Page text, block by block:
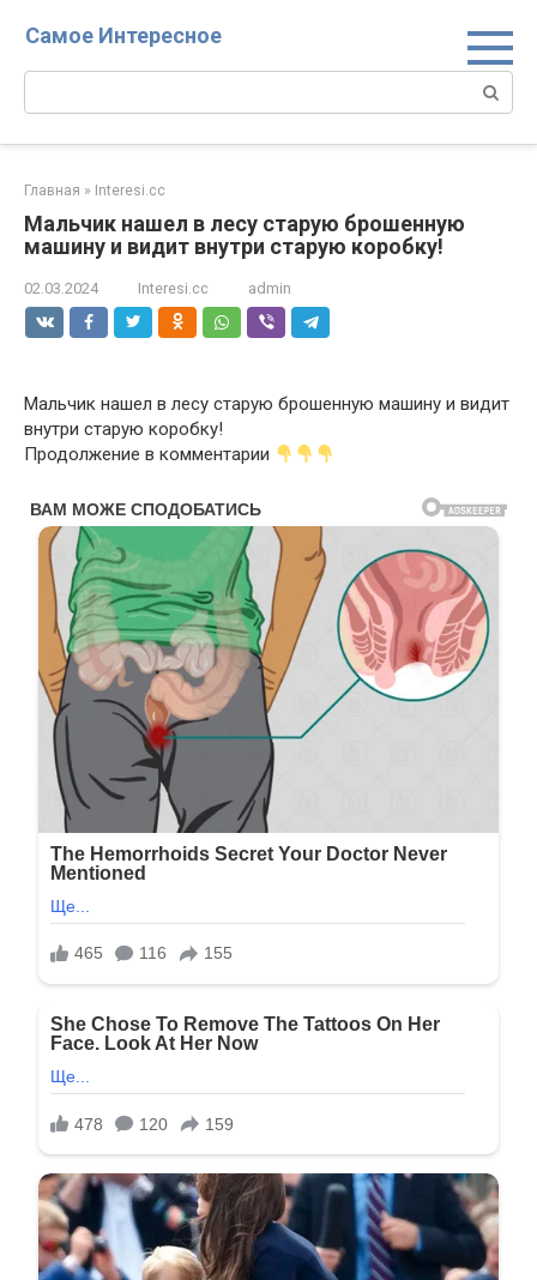
Самое Интересное
Поиск:
Главная » Interesi.cc
Мальчик нашел в лесу старую брошенную
машину и видит внутри старую коробку!
02.03.2024 Interesi.cc admin
Мальчик нашел в лесу старую брошенную машину и видит
внутри старую коробку!
Продолжение в комментарии